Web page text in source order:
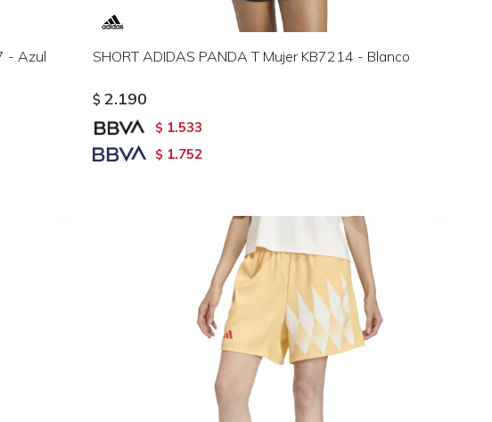
- Azul SHORT ADIDAS PANDA T Mujer KB7214 - Blanco
$ 2.190
$ 1.533
$ 1.752